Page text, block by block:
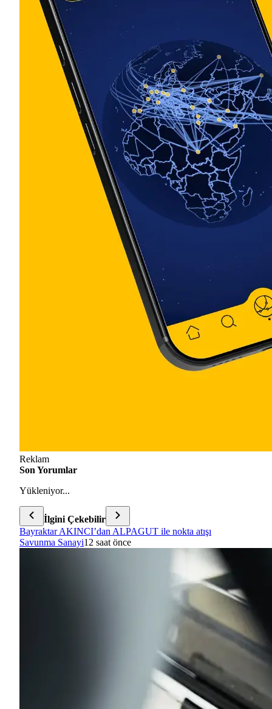
Reklam
Son Yorumlar
Yükleniyor...
İlgini Çekebilir
Bayraktar AKINCI’dan ALPAGUT ile nokta atışı
Savunma Sanayi12 saat önce